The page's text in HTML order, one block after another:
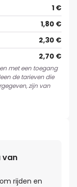
1 €
1,80 €
2,30 €
2,70 €
met een toegang
de tarieven die
zijn van
van
rijden en